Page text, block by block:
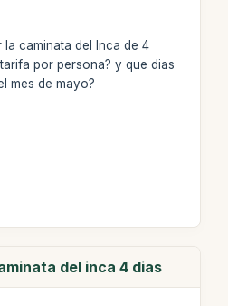
caminata del Inca de 4
por persona? y que dias
mes de mayo?
del inca 4 dias